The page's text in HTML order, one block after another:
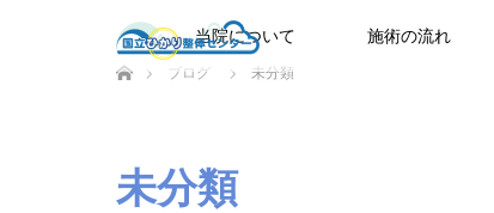
当院について 施術の流れ
ホーム
ブログ
未分類
未分類